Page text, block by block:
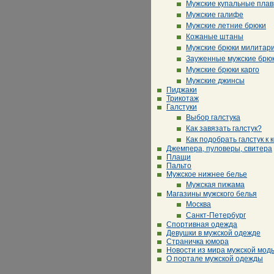
Мужские купальные
Мужские галифе
Мужские летние брюки
Кожаные штаны
Мужские брюки милитари
Зауженные мужские
Мужские брюки карго
Мужские джинсы
Пиджаки
Трикотаж
Галстуки
Выбор галстука
Как завязать галстук?
Как подобрать галстук к
Джемпера, пуловеры, свитера
Плащи
Пальто
Мужское нижнее белье
Мужская пижама
Магазины мужского белья
Москва
Санкт-Петербург
Спортивная одежда
Девушки в мужской одежде
Страничка юмора
Новости из мира мужской
О портале мужской одежды